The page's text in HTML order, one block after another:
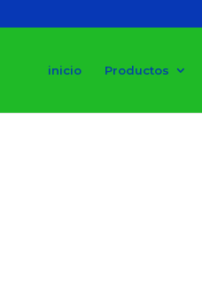
inicio Productos